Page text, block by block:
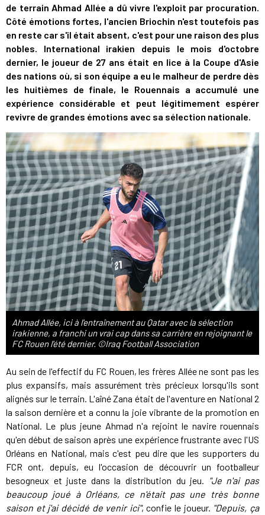
de terrain Ahmad Allée a dû vivre l'exploit par procuration.
Côté émotions fortes, l'ancien Briochin n'est toutefois pas
en reste car s'il était absent, c'est pour une raison des plus
nobles. International irakien depuis le mois d'octobre
dernier, le joueur de 27 ans était en lice à la Coupe d'Asie
des nations où, si son équipe a eu le malheur de perdre dès
les huitièmes de finale, le Rouennais a accumulé une
expérience considérable et peut légitimement espérer
revivre de grandes émotions avec sa sélection nationale.
Ahmad Allée, ici à l'entraînement au Qatar avec la sélection
irakienne, a franchi un vrai cap dans sa carrière en rejoignant le
FC Rouen l'été dernier. ©Iraq Football Association
Au sein de l'effectif du FC Rouen, les frères Allée ne sont pas les
plus expansifs, mais assurément très précieux lorsqu'ils sont
alignés sur le terrain. L'aîné Zana était de l'aventure en National 2
la saison dernière et a connu la joie vibrante de la promotion en
National. Le plus jeune Ahmad n'a rejoint le navire rouennais
qu'en début de saison après une expérience frustrante avec l'US
Orléans en National, mais c'est peu dire que les supporters du
FCR ont, depuis, eu l'occasion de découvrir un footballeur
besogneux et juste dans la distribution du jeu. "Je n'ai pas
beaucoup joué à Orléans, ce n'était pas une très bonne
saison et j'ai décidé de venir ici", confie le joueur. "Depuis, ça